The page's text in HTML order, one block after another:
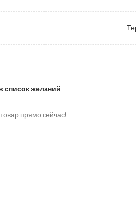
список желаний
прямо сейчас!